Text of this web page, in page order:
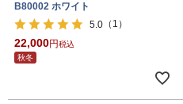
B80002 ホワイト
5.0 （1）
22,000
税込
秋冬